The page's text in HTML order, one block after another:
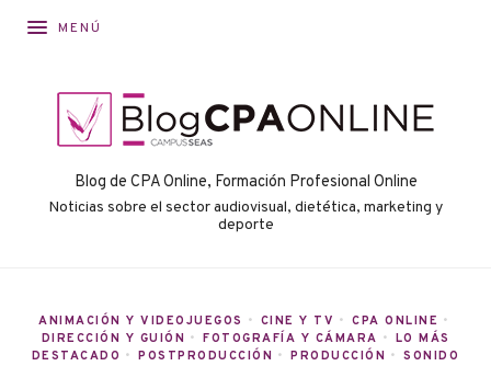
MENÚ
Blog de CPA Online, Formación Profesional Online
Noticias sobre el sector audiovisual, dietética, marketing y
deporte
ANIMACIÓN Y VIDEOJUEGOS • CINE Y TV • CPA ONLINE •
DIRECCIÓN Y GUIÓN • FOTOGRAFÍA Y CÁMARA • LO MÁS
DESTACADO • POSTPRODUCCIÓN • PRODUCCIÓN • SONIDO